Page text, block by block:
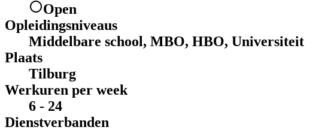
Open
Opleidingsniveaus
Middelbare school, MBO, HBO, Universiteit
Plaats
Tilburg
Werkuren per week
6 - 24
Dienstverbanden